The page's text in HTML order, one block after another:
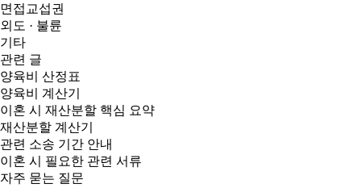
면접교섭권
외도 · 불륜
기타
관련 글
양육비 산정표
양육비 계산기
이혼 시 재산분할 핵심 요약
재산분할 계산기
관련 소송 기간 안내
이혼 시 필요한 관련 서류
자주 묻는 질문